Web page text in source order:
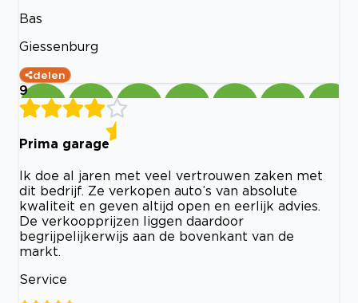
Bas
Giessenburg
delen
9
Prima garage
Ik doe al jaren met veel vertrouwen zaken met
dit bedrijf. Ze verkopen auto’s van absolute
kwaliteit en geven altijd open en eerlijk advies.
De verkoopprijzen liggen daardoor
begrijpelijkerwijs aan de bovenkant van de
markt.
Service